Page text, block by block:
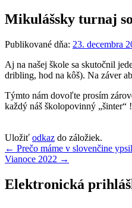
Mikulášsky turnaj
Publikované dňa: 23. decembra
Aj na našej škole sa skutočnil
dribling, hod na kôš). Na záver
Týmto nám dovoľte prosím
každý náš školopovinný „šinter“ !
Uložiť odkaz do záložiek.
Navigácia
v
článku
← Prečo máme v slovenčine
Vianoce 2022 →
Elektronická